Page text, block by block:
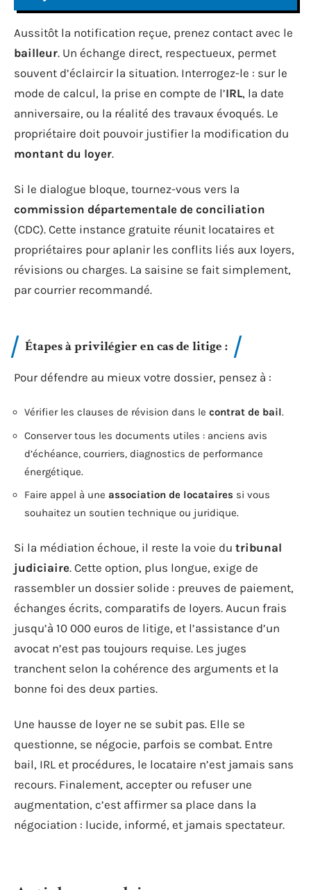
Aussitôt la notification reçue, prenez contact avec le
bailleur. Un échange direct, respectueux, permet
souvent d’éclaircir la situation. Interrogez-le : sur le
mode de calcul, la prise en compte de l’IRL, la date
anniversaire, ou la réalité des travaux évoqués. Le
propriétaire doit pouvoir justifier la modification du
montant du loyer.
Si le dialogue bloque, tournez-vous vers la
commission départementale de conciliation
(CDC). Cette instance gratuite réunit locataires et
propriétaires pour aplanir les conflits liés aux loyers,
révisions ou charges. La saisine se fait simplement,
par courrier recommandé.
Étapes à privilégier en cas de litige :
Pour défendre au mieux votre dossier, pensez à :
Vérifier les clauses de révision dans le contrat de bail.
Conserver tous les documents utiles : anciens avis
d’échéance, courriers, diagnostics de performance
énergétique.
Faire appel à une association de locataires si vous
souhaitez un soutien technique ou juridique.
Si la médiation échoue, il reste la voie du tribunal
judiciaire. Cette option, plus longue, exige de
rassembler un dossier solide : preuves de paiement,
échanges écrits, comparatifs de loyers. Aucun frais
jusqu’à 10 000 euros de litige, et l’assistance d’un
avocat n’est pas toujours requise. Les juges
tranchent selon la cohérence des arguments et la
bonne foi des deux parties.
Une hausse de loyer ne se subit pas. Elle se
questionne, se négocie, parfois se combat. Entre
bail, IRL et procédures, le locataire n’est jamais sans
recours. Finalement, accepter ou refuser une
augmentation, c’est affirmer sa place dans la
négociation : lucide, informé, et jamais spectateur.